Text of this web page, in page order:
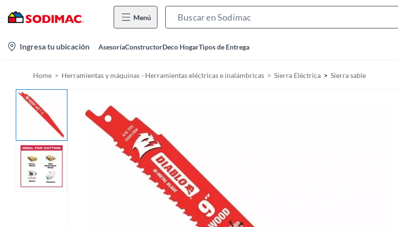
Menú
h
Ingresa tu ubicación AsesoríaConstructorDeco HogarTipos de Entrega
Home Herramientas y máquinas - Herramientas eléctricas e inalámbricas Sierra Eléctrica Sierra sable